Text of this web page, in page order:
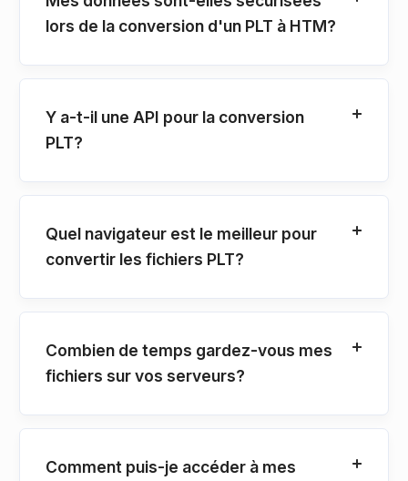
lors de la conversion d'un PLT à HTM?
Y a-t-il une API pour la conversion
PLT?
Quel navigateur est le meilleur pour
convertir les fichiers PLT?
Combien de temps gardez-vous mes
fichiers sur vos serveurs?
Comment puis-je accéder à mes